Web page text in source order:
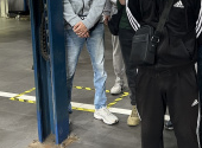
Центр
4.0
Психологічна
Омбудсмен